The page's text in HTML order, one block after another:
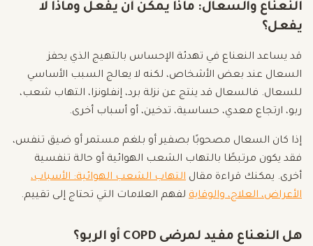
النعناع والسعال: ماذا يمكن أن يفعل وماذا لا
يفعل؟
قد يساعد النعناع في تهدئة الإحساس بالتهيج الذي يحفز
السعال عند بعض الأشخاص، لكنه لا يعالج السبب الأساسي
للسعال. فالسعال قد ينتج عن نزلة برد، إنفلونزا، التهاب شعب،
ربو، ارتجاع معدي، حساسية، تدخين، أو أسباب أخرى.
إذا كان السعال مصحوبًا بصفير أو بلغم مستمر أو ضيق تنفس،
فقد يكون مرتبطًا بالتهاب الشعب الهوائية أو حالة تنفسية
أخرى. يمكنك قراءة مقال التهاب الشعب الهوائية: الأسباب،
الأعراض، العلاج، والوقاية لفهم العلامات التي تحتاج إلى تقييم.
هل النعناع مفيد لمرضى COPD أو الربو؟